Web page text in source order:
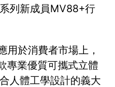
列新成員MV88+行
用於消費者市場上，
專業優質可攜式立體
人體工學設計的義大